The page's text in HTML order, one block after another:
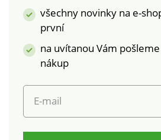
všechny novinky na e-
první
na uvítanou Vám
nákup
E-mail